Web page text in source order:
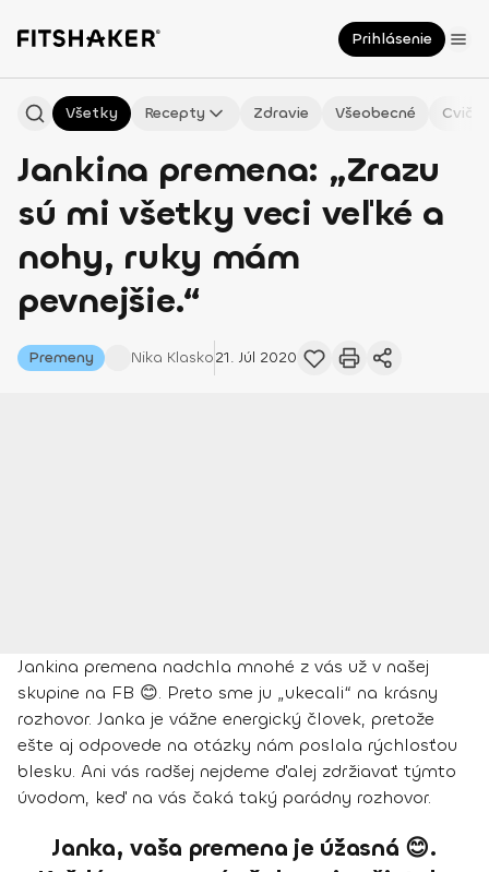
Prihlásenie
Všetky Recepty Zdravie Všeobecné
Jankina premena: „Zrazu
sú mi všetky veci veľké a
nohy, ruky mám
pevnejšie.“
Premeny Nika Klasko21. Júl 2020
Jankina premena nadchla mnohé z vás už v našej
skupine na FB 😊. Preto sme ju „ukecali“ na krásny
rozhovor. Janka je vážne energický človek, pretože
ešte aj odpovede na otázky nám poslala rýchlosťou
blesku. Ani vás radšej nejdeme ďalej zdržiavať týmto
úvodom, keď na vás čaká taký parádny rozhovor.
Janka, vaša premena je úžasná 😊.